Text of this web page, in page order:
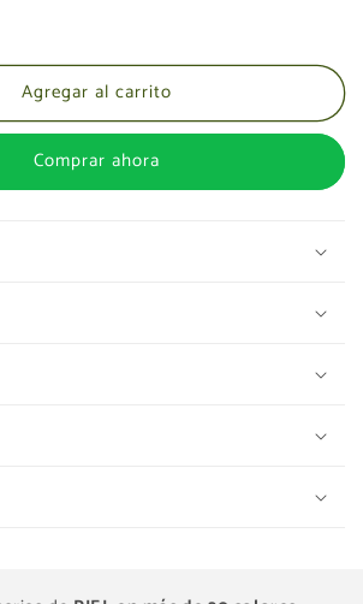
Agregar al carrito
Comprar ahora